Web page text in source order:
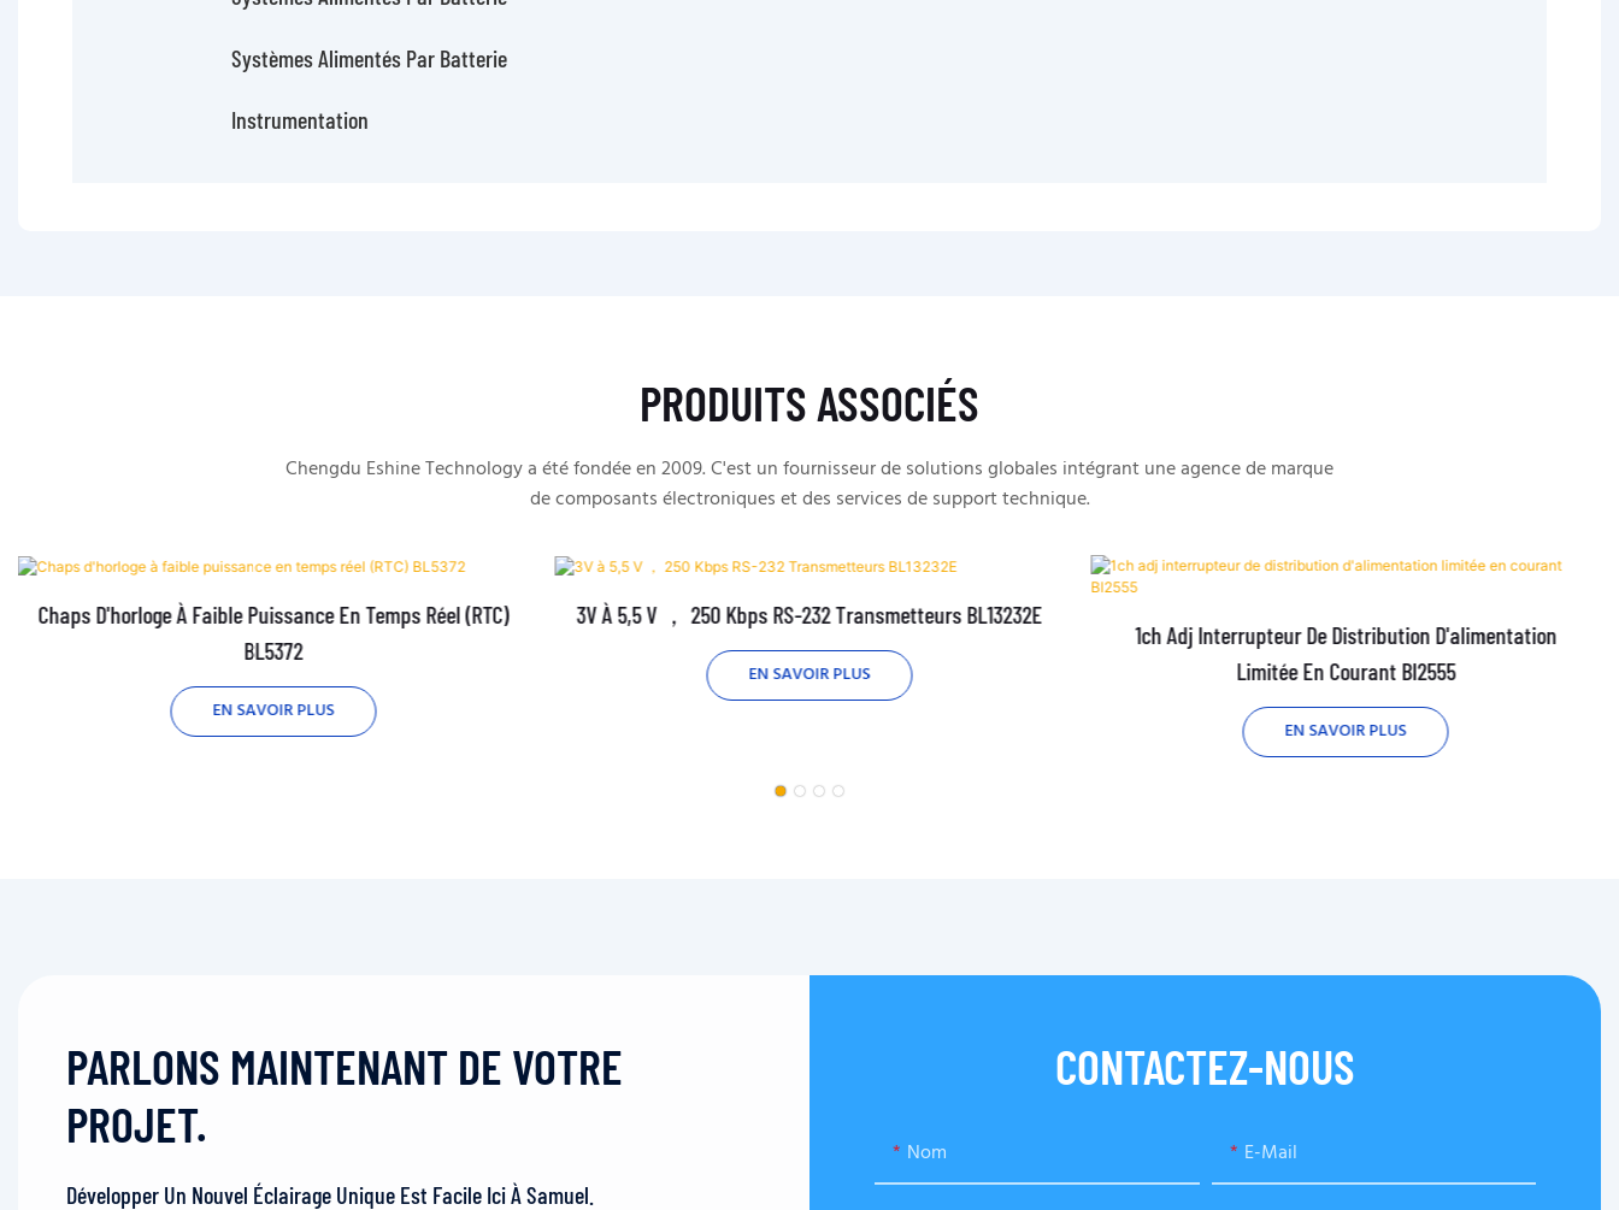
Systèmes Alimentés Par Batterie
Instrumentation
PRODUITS ASSOCIÉS
Chengdu Eshine Technology a été fondée en 2009. C'est un fournisseur de solutions globales intégrant une agence de marque
de composants électroniques et des services de support technique.
Chaps D'horloge À Faible Puissance En Temps Réel (RTC)
BL5372
EN SAVOIR PLUS
3V À 5,5 V ， 250 Kbps RS-232 Transmetteurs BL13232E
EN SAVOIR PLUS
1ch Adj Interrupteur De Distribution D'alimentation
Limitée En Courant Bl2555
EN SAVOIR PLUS
PARLONS MAINTENANT DE VOTRE
PROJET.
Développer Un Nouvel Éclairage Unique Est Facile Ici À Samuel.
CONTACTEZ-NOUS
Nom E-Mail